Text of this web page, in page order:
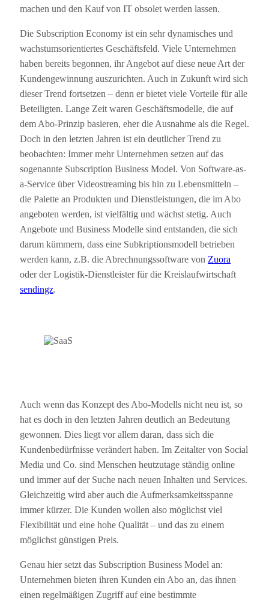
machen und den Kauf von IT obsolet werden lassen.
Die Subscription Economy ist ein sehr dynamisches und
wachstumsorientiertes Geschäftsfeld. Viele Unternehmen
haben bereits begonnen, ihr Angebot auf diese neue Art der
Kundengewinnung auszurichten. Auch in Zukunft wird sich
dieser Trend fortsetzen – denn er bietet viele Vorteile für alle
Beteiligten. Lange Zeit waren Geschäftsmodelle, die auf
dem Abo-Prinzip basieren, eher die Ausnahme als die Regel.
Doch in den letzten Jahren ist ein deutlicher Trend zu
beobachten: Immer mehr Unternehmen setzen auf das
sogenannte Subscription Business Model. Von Software-as-
a-Service über Videostreaming bis hin zu Lebensmitteln –
die Palette an Produkten und Dienstleistungen, die im Abo
angeboten werden, ist vielfältig und wächst stetig. Auch
Angebote und Business Modelle sind entstanden, die sich
darum kümmern, dass eine Subkriptionsmodell betrieben
werden kann, z.B. die Abrechnungssoftware von Zuora
oder der Logistik-Dienstleister für die Kreislaufwirtschaft
sendingz.
Auch wenn das Konzept des Abo-Modells nicht neu ist, so
hat es doch in den letzten Jahren deutlich an Bedeutung
gewonnen. Dies liegt vor allem daran, dass sich die
Kundenbedürfnisse verändert haben. Im Zeitalter von Social
Media und Co. sind Menschen heutzutage ständig online
und immer auf der Suche nach neuen Inhalten und Services.
Gleichzeitig wird aber auch die Aufmerksamkeitsspanne
immer kürzer. Die Kunden wollen also möglichst viel
Flexibilität und eine hohe Qualität – und das zu einem
möglichst günstigen Preis.
Genau hier setzt das Subscription Business Model an:
Unternehmen bieten ihren Kunden ein Abo an, das ihnen
einen regelmäßigen Zugriff auf eine bestimmte